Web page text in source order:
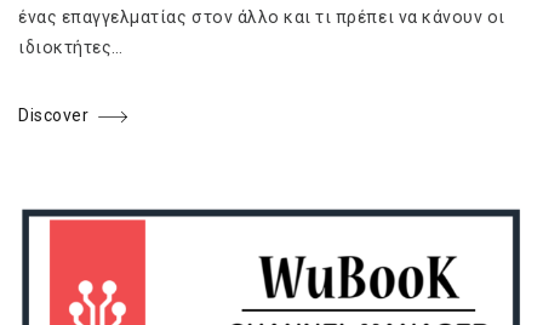
ένας επαγγελματίας στον άλλο και τι πρέπει να κάνουν οι
ιδιοκτήτες…
Discover